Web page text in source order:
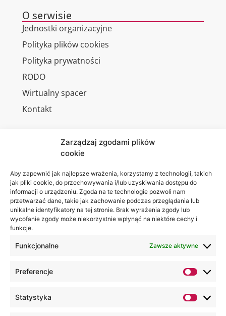
Zarządzaj zgodami plików
cookie
Aby zapewnić jak najlepsze wrażenia, korzystamy z technologii, takich
jak pliki cookie, do przechowywania i/lub uzyskiwania dostępu do
informacji o urządzeniu. Zgoda na te technologie pozwoli nam
przetwarzać dane, takie jak zachowanie podczas przeglądania lub
unikalne identyfikatory na tej stronie. Brak wyrażenia zgody lub
wycofanie zgody może niekorzystnie wpłynąć na niektóre cechy i
funkcje.
Funkcjonalne Zawsze aktywne
Preferencje
Statystyka
O serwisie
Jednostki organizacyjne
Polityka plików cookies
Polityka prywatności
RODO
Wirtualny spacer
Kontakt
Akademia
WSEI
ul.
Projektowa
4